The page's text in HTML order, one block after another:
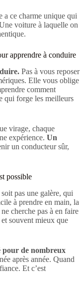
a ce charme unique qui
voiture à laquelle on
apprendre à conduire
Pas à vous reposer
Elle vous oblige
comment
qui forge les meilleurs
virage, chaque
expérience. Un
un conducteur sûr,
possible
pas une galère, qui
à prendre en main, la
cherche pas à en faire
souvent mieux que
pour de nombreux
après année. Quand
Et c’est